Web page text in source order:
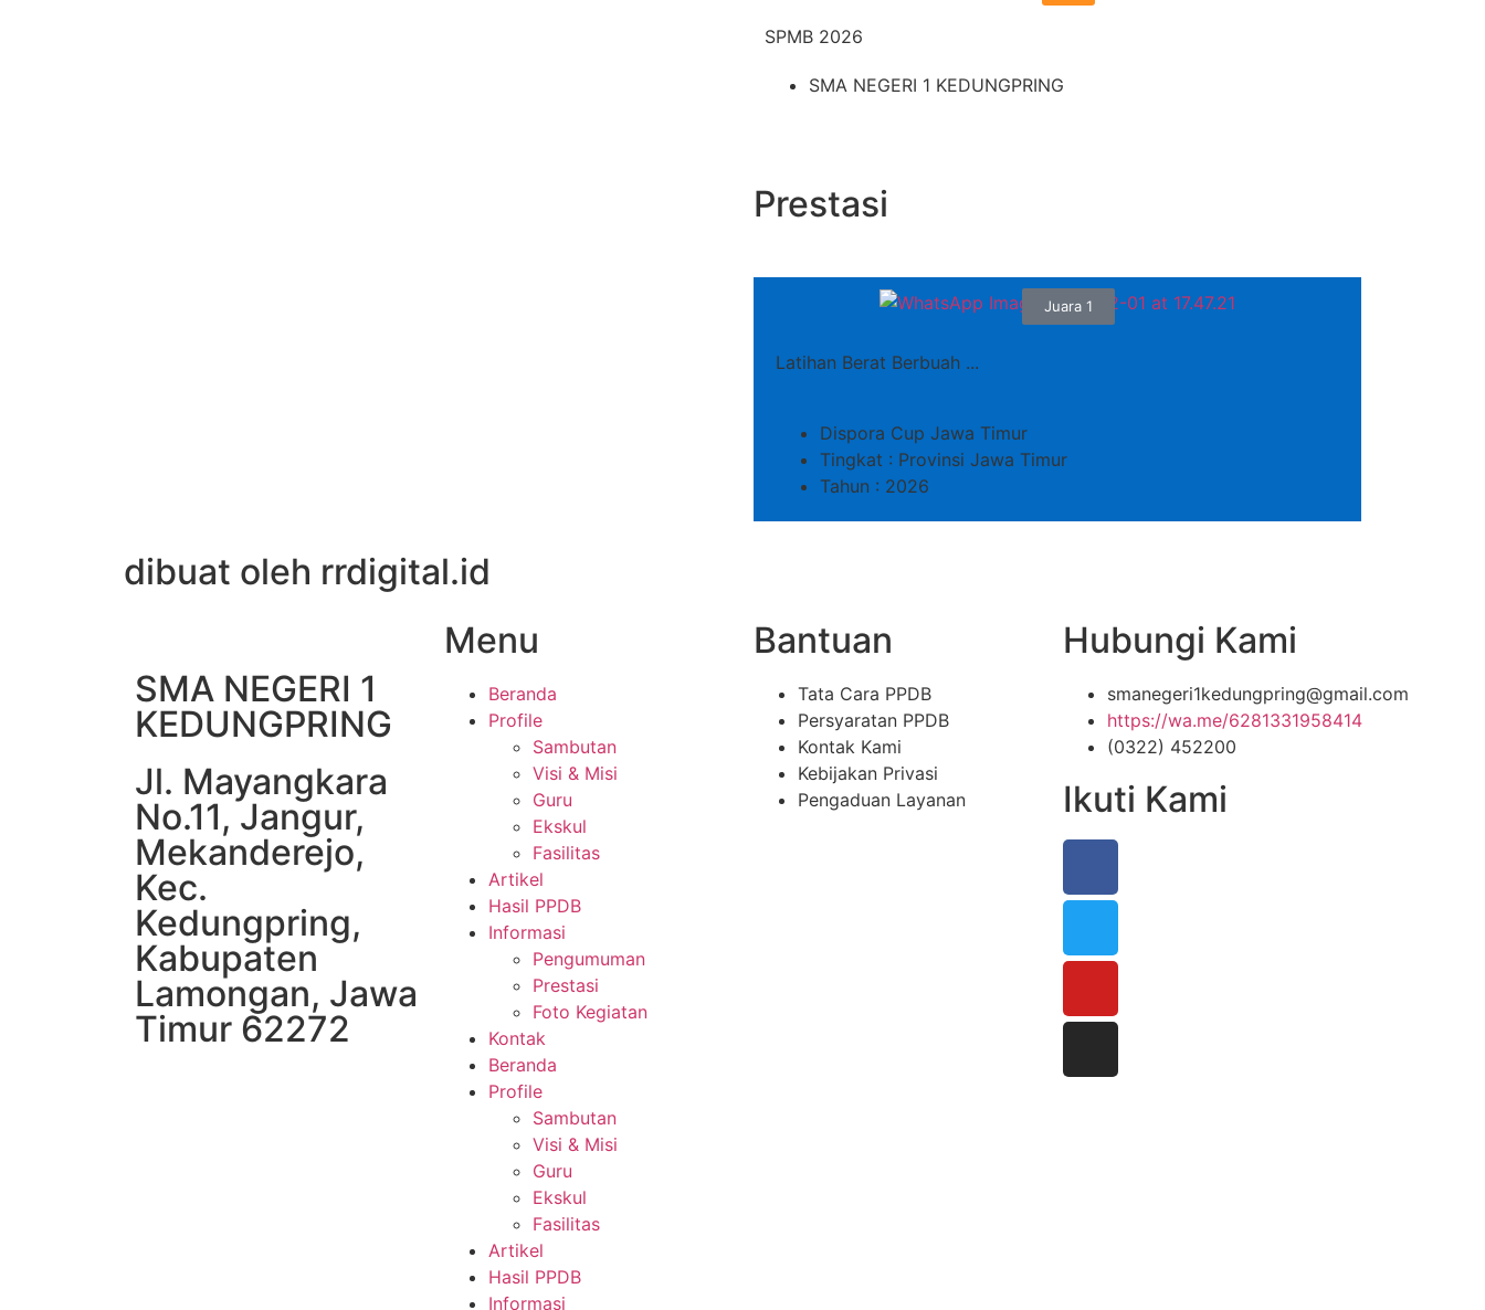
SPMB 2026
SMA NEGERI 1 KEDUNGPRING
Prestasi
Juara 1
Latihan Berat Berbuah ...
Dispora Cup Jawa Timur
Tingkat : Provinsi Jawa Timur
Tahun : 2026
dibuat oleh rrdigital.id
SMA NEGERI 1
KEDUNGPRING
Jl. Mayangkara
No.11, Jangur,
Mekanderejo,
Kec.
Kedungpring,
Kabupaten
Lamongan, Jawa
Timur 62272
Menu
Beranda
Profile
Sambutan
Visi & Misi
Guru
Ekskul
Fasilitas
Artikel
Hasil PPDB
Informasi
Pengumuman
Prestasi
Foto Kegiatan
Kontak
Beranda
Profile
Sambutan
Visi & Misi
Guru
Ekskul
Fasilitas
Artikel
Hasil PPDB
Informasi
Bantuan
Tata Cara PPDB
Persyaratan PPDB
Kontak Kami
Kebijakan Privasi
Pengaduan Layanan
Hubungi Kami
smanegeri1kedungpring@gmail.com
https://wa.me/6281331958414
(0322) 452200
Ikuti Kami